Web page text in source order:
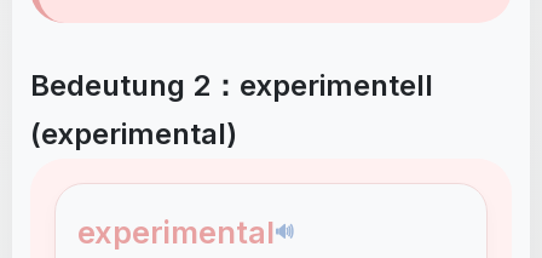
Bedeutung 2：experimentell
(experimental)
experimental🔊